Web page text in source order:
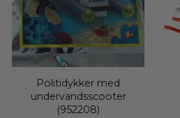
Politidykker med
undervandsscooter
(952208)